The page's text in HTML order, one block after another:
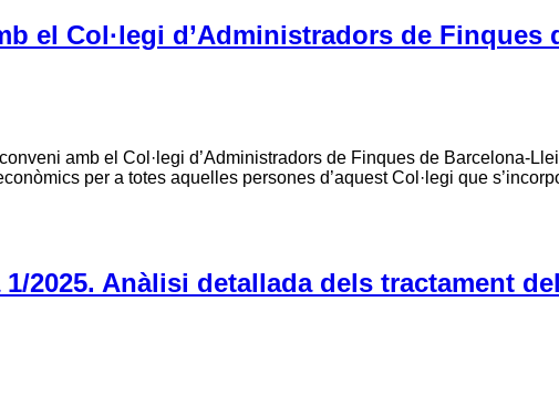
el Col·legi d’Administradors de Finques
amb el Col·legi d’Administradors de Finques de Barcelona-
per a totes aquelles persones d’aquest Col·legi que
2025. Anàlisi detallada dels tractament